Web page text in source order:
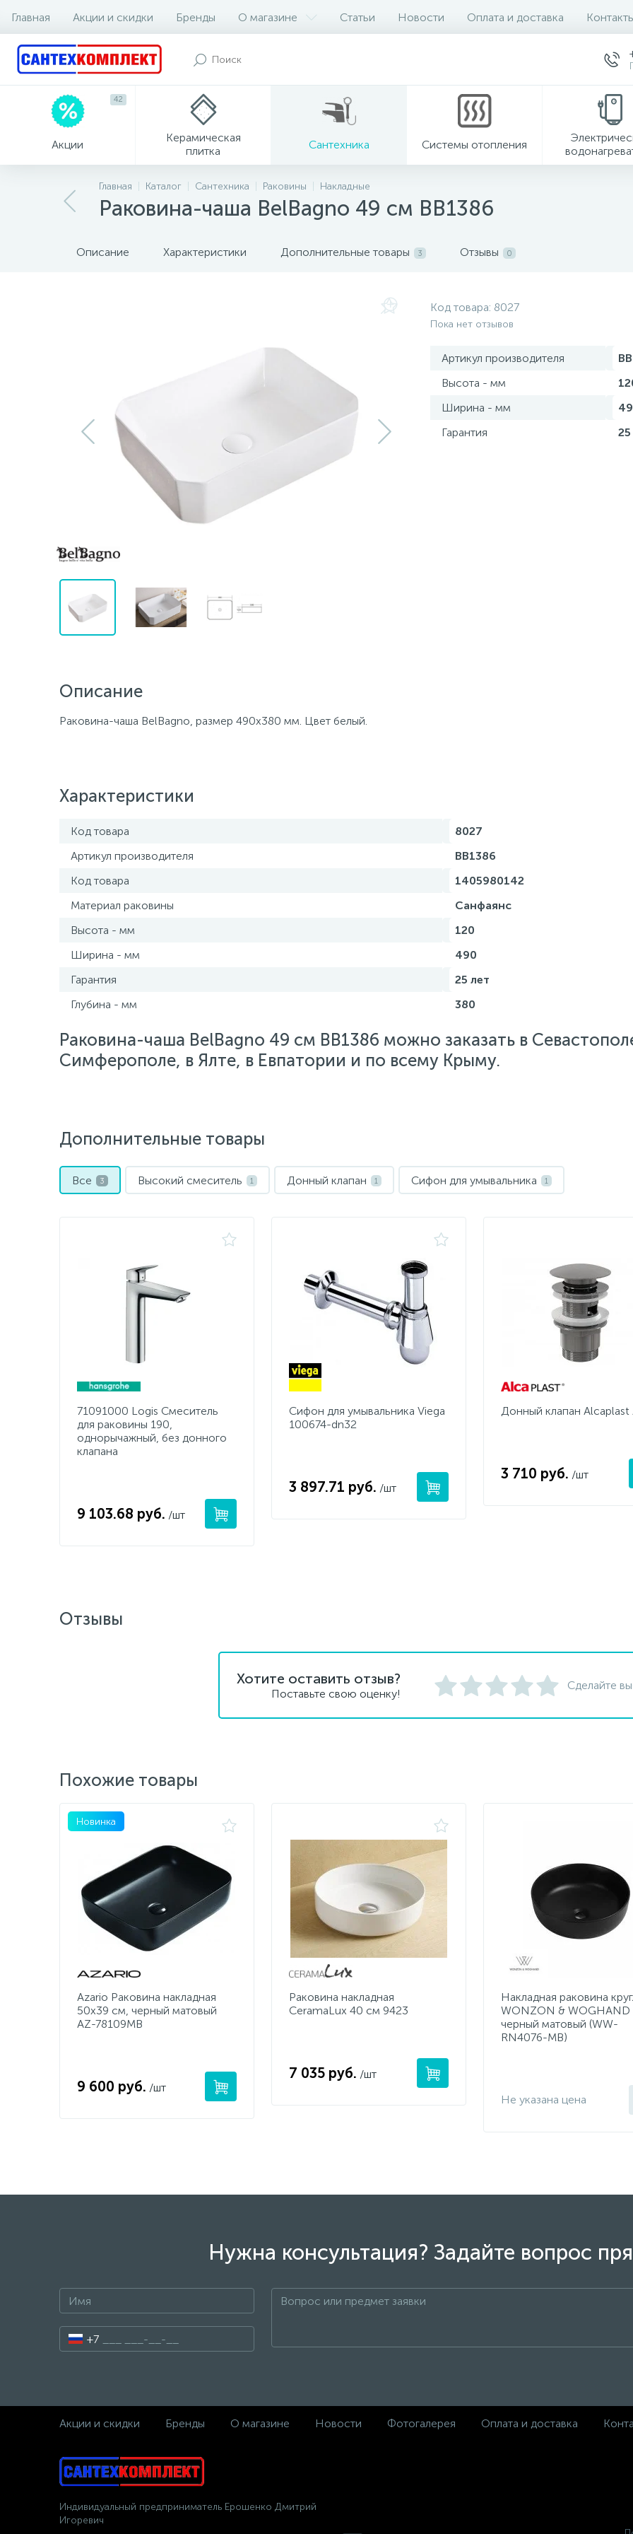
Главная Акции и скидки Бренды О магазине Статьи Новости Оплата и доставка
Акции
42
Керамическая
плитка
Сантехника Системы отопления
Главная Каталог Сантехника Раковины Накладные
Раковина-чаша BelBagno 49 см BB1386
Описание Характеристики Дополнительные товары 3 Отзывы 0
Код товара: 8027
Пока нет отзывов
Артикул производителя
Высота - мм
Ширина - мм
Гарантия
Описание
Раковина-чаша BelBagno, размер 490х380 мм. Цвет белый.
Характеристики
Код товара
8027
Артикул производителя
BB1386
Код товара
1405980142
Материал раковины
Санфаянс
Высота - мм
120
Ширина - мм
490
Гарантия
25 лет
Глубина - мм
380
Раковина-чаша BelBagno 49 см BB1386 можно заказать в
Симферополе, в Ялте, в Евпатории и по всему Крыму.
Дополнительные товары
Все 3 Высокий смеситель 1 Донный клапан 1 Сифон для умывальника 1
71091000 Logis Смеситель
для раковины 190,
однорычажный, без донного
клапана
9 103.68 руб. /шт
Сифон для умывальника Viega
100674-dn32
3 897.71 руб. /шт
Донный клапан Alcaplast
3 710 руб. /шт
Отзывы
Хотите оставить отзыв?
Поставьте свою оценку!
Сделайте
Похожие товары
Новинка
Azario Раковина накладная
50х39 см, черный матовый
AZ-78109MB
9 600 руб. /шт
Раковина накладная
CeramaLux 40 см 9423
7 035 руб. /шт
Накладная раковина
WONZON & WOGHAND
черный матовый (WW-
RN4076-MB)
Не указана цена
Нужна консультация? Задайте вопрос
+7
Акции и скидки Бренды О магазине Новости Фотогалерея Оплата и доставка
Индивидуальный предприниматель Ерошенко Дмитрий
Игоревич